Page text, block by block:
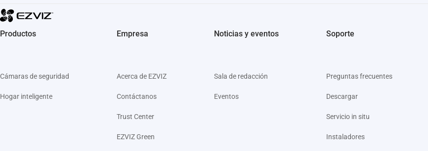
Productos
Cámaras de seguridad
Hogar inteligente
Empresa
Acerca de EZVIZ
Contáctanos
Trust Center
EZVIZ Green
Noticias y eventos
Sala de redacción
Eventos
Soporte
Preguntas frecuentes
Descargar
Servicio in situ
Instaladores